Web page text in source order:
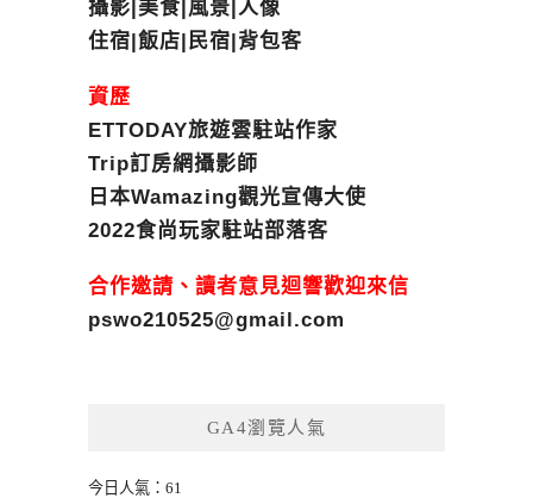
攝影|美食|風景|人像
住宿|飯店|民宿|背包客
資歷
ETTODAY旅遊雲駐站作家
Trip訂房網攝影師
日本Wamazing觀光宣傳大使
2022食尚玩家駐站部落客
合作邀請、讀者意見迴響歡迎來信
pswo210525@gmail.com
GA4瀏覽人氣
今日人氣：61